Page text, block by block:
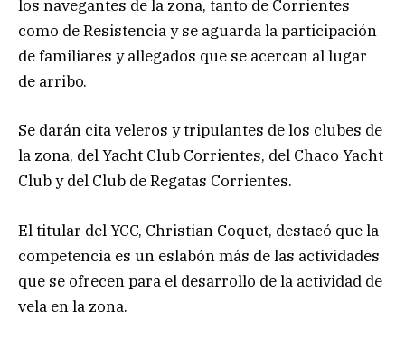
los navegantes de la zona, tanto de Corrientes
como de Resistencia y se aguarda la participación
de familiares y allegados que se acercan al lugar
de arribo.
Se darán cita veleros y tripulantes de los clubes de
la zona, del Yacht Club Corrientes, del Chaco Yacht
Club y del Club de Regatas Corrientes.
El titular del YCC, Christian Coquet, destacó que la
competencia es un eslabón más de las actividades
que se ofrecen para el desarrollo de la actividad de
vela en la zona.